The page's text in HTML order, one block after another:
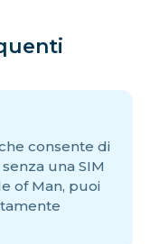
consente di
una SIM
of Man, puoi